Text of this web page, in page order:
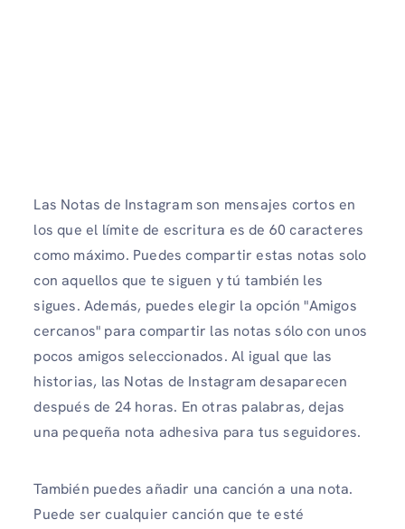
Las Notas de Instagram son mensajes cortos en
los que el límite de escritura es de 60 caracteres
como máximo. Puedes compartir estas notas solo
con aquellos que te siguen y tú también les
sigues. Además, puedes elegir la opción "Amigos
cercanos" para compartir las notas sólo con unos
pocos amigos seleccionados. Al igual que las
historias, las Notas de Instagram desaparecen
después de 24 horas. En otras palabras, dejas
una pequeña nota adhesiva para tus seguidores.
También puedes añadir una canción a una nota.
Puede ser cualquier canción que te esté